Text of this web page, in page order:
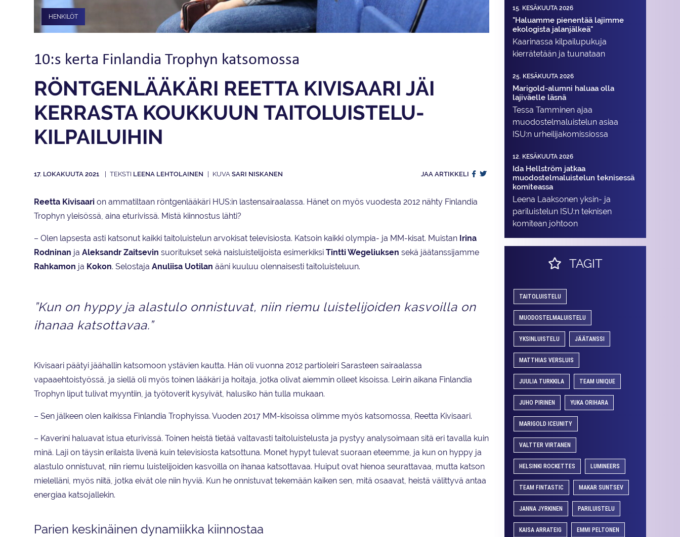
HENKILÖT
10:s kerta Finlandia Trophyn katsomossa
RÖNTGENLÄÄKÄRI REETTA KIVISAARI JÄI
KERRASTA KOUKKUUN TAITOLUISTELU­
KILPAILUIHIN
17. LOKAKUUTA 2021 LEENA LEHTOLAINEN SARI NISKANEN JAA ARTIKKELI
Reetta Kivisaari on ammatiltaan röntgenlääkäri HUS:in lastensairaalassa. Hänet on myös vuodesta 2012 nähty Finlandia
Trophyn yleisössä, aina eturivissä. Mistä kiinnostus lähti?
– Olen lapsesta asti katsonut kaikki taitoluistelun arvokisat televisiosta. Katsoin kaikki olympia- ja MM-kisat. Muistan Irina
Rodninan ja Aleksandr Zaitsevin suoritukset sekä naisluistelijoista esimerkiksi Tintti Wegeliuksen sekä jäätanssijamme
Rahkamon ja Kokon. Selostaja Anuliisa Uotilan ääni kuuluu olennaisesti taitoluisteluun.
”Kun on hyppy ja alastulo onnistuvat, niin riemu luistelijoiden kasvoilla on
ihanaa katsottavaa.”
Kivisaari päätyi jäähallin katsomoon ystävien kautta. Hän oli vuonna 2012 partioleiri Sarasteen sairaalassa
vapaaehtoistyössä, ja siellä oli myös toinen lääkäri ja hoitaja, jotka olivat aiemmin olleet kisoissa. Leirin aikana Finlandia
Trophyn liput tulivat myyntiin, ja työtoverit kysyivät, halusiko hän tulla mukaan.
– Sen jälkeen olen kaikissa Finlandia Trophyissa. Vuoden 2017 MM-kisoissa olimme myös katsomossa, Reetta Kivisaari.
– Kaverini haluavat istua eturivissä. Toinen heistä tietää valtavasti taitoluistelusta ja pystyy analysoimaan sitä eri tavalla kuin
minä. Laji on täysin erilaista livenä kuin televisiosta katsottuna. Monet hypyt tulevat suoraan eteemme, ja kun on hyppy ja
alastulo onnistuvat, niin riemu luistelijoiden kasvoilla on ihanaa katsottavaa. Huiput ovat hienoa seurattavaa, mutta katson
mielelläni, myös niitä, jotka eivät ole niin hyviä. Kun he onnistuvat tekemään kaiken sen, mitä osaavat, heistä välittyvä antaa
energiaa katsojallekin.
Parien keskinäinen dynamiikka kiinnostaa
15. KESÄKUUTA 2026
"Haluamme pienentää lajimme
ekologista jalanjälkeä"
Kaarinassa kilpailupukuja
kierrätetään ja tuunataan
25. KESÄKUUTA 2026
Marigold-alumni haluaa olla
lajiväelle läsnä
Tessa Tamminen ajaa
muodostelma­luistelun asiaa
ISU:n urheilija­komissiossa
12. KESÄKUUTA 2026
Ida Hellström jatkaa
muodostelmaluistelun teknisessä
komiteassa
Leena Laaksonen yksin- ja
pariluistelun ISU:n teknisen
komitean johtoon
TAGIT
TAITOLUISTELU
MUODOSTELMALUISTELU
YKSINLUISTELU JÄÄTANSSI
MATTHIAS VERSLUIS
JUULIA TURKKILA TEAM UNIQUE
JUHO PIRINEN YUKA ORIHARA
MARIGOLD ICEUNITY
VALTTER VIRTANEN
HELSINKI ROCKETTES LUMINEERS
TEAM FINTASTIC MAKAR SUNTSEV
JANNA JYRKINEN PARILUISTELU
KAISA ARRATEIG EMMI PELTONEN